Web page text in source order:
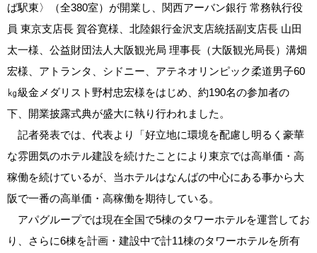
ば駅東〉（全380室）が開業し、関西アーバン銀行 常務執行役
員 東京支店長 賀谷寛様、北陸銀行金沢支店統括副支店長 山田
太一様、公益財団法人大阪観光局 理事長（大阪観光局長）溝畑
宏様、アトランタ、シドニー、アテネオリンピック柔道男子60
㎏級金メダリスト野村忠宏様をはじめ、約190名の参加者の
下、開業披露式典が盛大に執り行われました。
記者発表では、代表より「好立地に環境を配慮し明るく豪華
な雰囲気のホテル建設を続けたことにより東京では高単価・高
稼働を続けているが、当ホテルはなんばの中心にある事から大
阪で一番の高単価・高稼働を期待している。
アパグループでは現在全国で5棟のタワーホテルを運営してお
り、さらに6棟を計画・建設中で計11棟のタワーホテルを所有